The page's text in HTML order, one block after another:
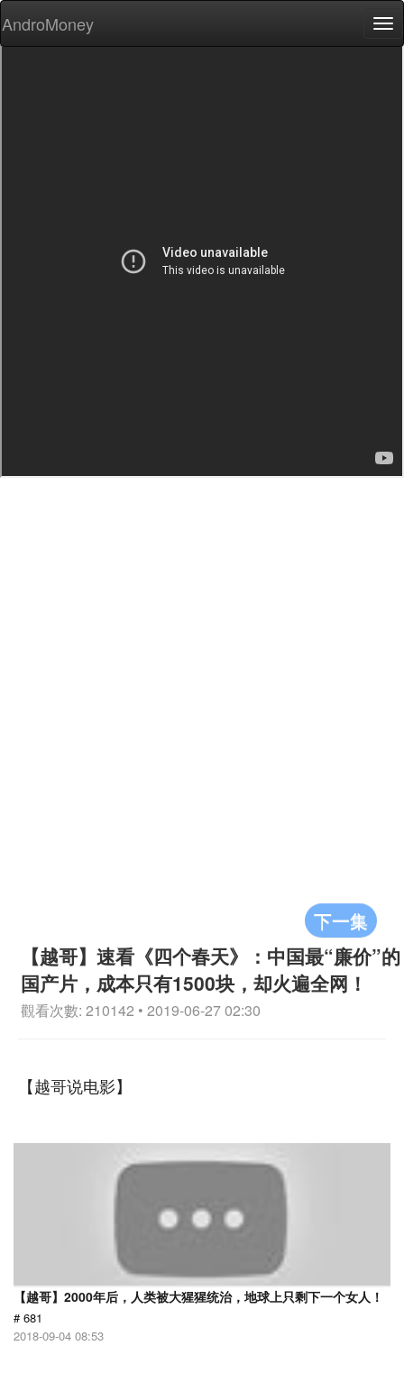
AndroMoney
下一集
【越哥】速看《四个春天》：中国最“廉价”的
国产片，成本只有1500块，却火遍全网！
觀看次數: 210142 • 2019-06-27 02:30
【越哥说电影】
【越哥】2000年后，人类被大猩猩统治，地球上只剩下一个女人！
# 681
2018-09-04 08:53